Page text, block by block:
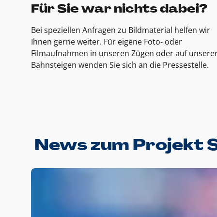
Für Sie war nichts dabei?
Bei speziellen Anfragen zu Bildmaterial helfen wir
Ihnen gerne weiter. Für eigene Foto- oder
Filmaufnahmen in unseren Zügen oder auf
Bahnsteigen wenden Sie sich an die Pressestelle.
News zum Projekt